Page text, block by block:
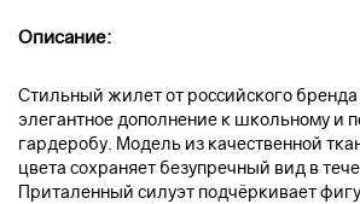
Описание:
Стильный жилет от российского
элегантное дополнение к школьному и
гардеробу. Модель из качественной
цвета сохраняет безупречный вид в
Приталенный силуэт подчёркивает